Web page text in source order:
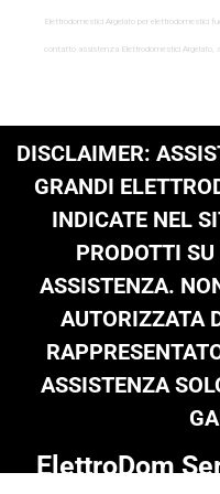
Elettrodomestici Argelato per elettrodomestici
contatto assistenza Elettrodomestici Argelato,
DISCLAIMER:
GRANDI
INDICATE NEL
PRODOTTI
ASSISTENZA.
AUTORIZZATA
ASSISTENZA
ElettroDom